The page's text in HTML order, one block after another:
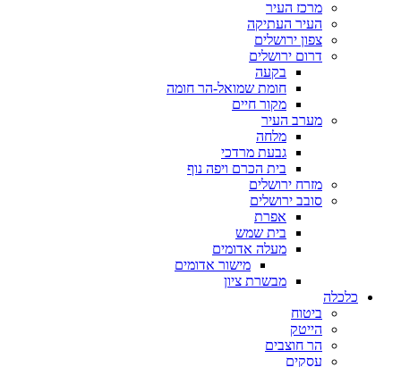
מרכז העיר
העיר העתיקה
צפון ירושלים
דרום ירושלים
בקעה
חומת שמואל-הר חומה
מקור חיים
מערב העיר
מלחה
גבעת מרדכי
בית הכרם ויפה נוף
מזרח ירושלים
סובב ירושלים
אפרת
בית שמש
מעלה אדומים
מישור אדומים
מבשרת ציון
כלכלה
ביטוח
הייטק
הר חוצבים
עסקים